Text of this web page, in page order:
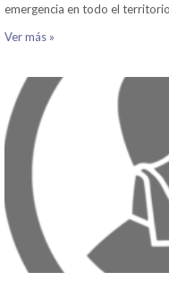
emergencia en todo el
Ver más »